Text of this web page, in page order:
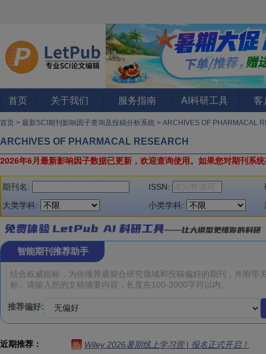
首页 关于我们 服务指南 AI科研工具 客
首页 > 最新SCI期刊影响因子查询及投稿分析系统 > ARCHIVES OF PHARMACAL
ARCHIVES OF PHARMACAL RESEARCH
2026年6月最新影响因子数据已更新，欢迎查询使用。 如果您对期刊系
期刊名: ISSN:
大类学科:
小类学科:
智能期刊推荐助手
推荐偏好:
近期推荐： 热 Wiley 2026暑期线上学习营 | 报名正式开启！